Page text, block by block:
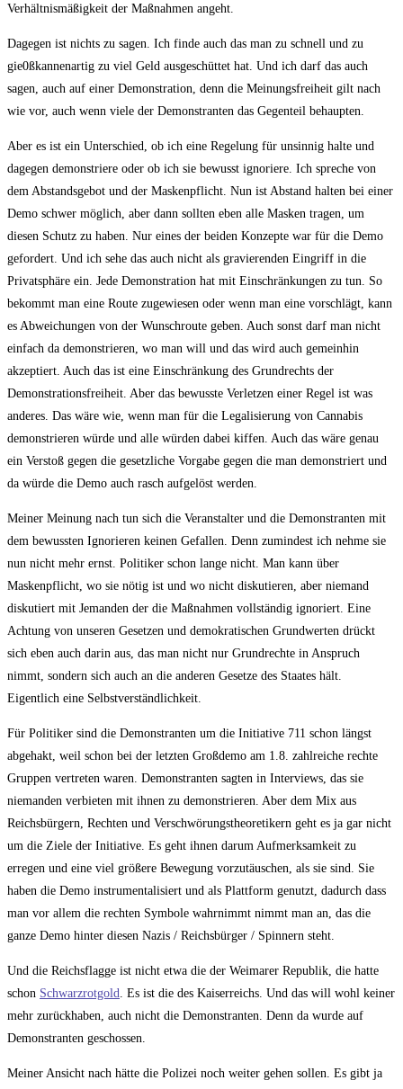
Verhältnismäßigkeit der Maßnahmen angeht.
Dagegen ist nichts zu sagen. Ich finde auch das man zu schnell und zu
gie0ßkannenartig zu viel Geld ausgeschüttet hat. Und ich darf das auch
sagen, auch auf einer Demonstration, denn die Meinungsfreiheit gilt nach
wie vor, auch wenn viele der Demonstranten das Gegenteil behaupten.
Aber es ist ein Unterschied, ob ich eine Regelung für unsinnig halte und
dagegen demonstriere oder ob ich sie bewusst ignoriere. Ich spreche von
dem Abstandsgebot und der Maskenpflicht. Nun ist Abstand halten bei einer
Demo schwer möglich, aber dann sollten eben alle Masken tragen, um
diesen Schutz zu haben. Nur eines der beiden Konzepte war für die Demo
gefordert. Und ich sehe das auch nicht als gravierenden Eingriff in die
Privatsphäre ein. Jede Demonstration hat mit Einschränkungen zu tun. So
bekommt man eine Route zugewiesen oder wenn man eine vorschlägt, kann
es Abweichungen von der Wunschroute geben. Auch sonst darf man nicht
einfach da demonstrieren, wo man will und das wird auch gemeinhin
akzeptiert. Auch das ist eine Einschränkung des Grundrechts der
Demonstrationsfreiheit. Aber das bewusste Verletzen einer Regel ist was
anderes. Das wäre wie, wenn man für die Legalisierung von Cannabis
demonstrieren würde und alle würden dabei kiffen. Auch das wäre genau
ein Verstoß gegen die gesetzliche Vorgabe gegen die man demonstriert und
da würde die Demo auch rasch aufgelöst werden.
Meiner Meinung nach tun sich die Veranstalter und die Demonstranten mit
dem bewussten Ignorieren keinen Gefallen. Denn zumindest ich nehme sie
nun nicht mehr ernst. Politiker schon lange nicht. Man kann über
Maskenpflicht, wo sie nötig ist und wo nicht diskutieren, aber niemand
diskutiert mit Jemanden der die Maßnahmen vollständig ignoriert. Eine
Achtung von unseren Gesetzen und demokratischen Grundwerten drückt
sich eben auch darin aus, das man nicht nur Grundrechte in Anspruch
nimmt, sondern sich auch an die anderen Gesetze des Staates hält.
Eigentlich eine Selbstverständlichkeit.
Für Politiker sind die Demonstranten um die Initiative 711 schon längst
abgehakt, weil schon bei der letzten Großdemo am 1.8. zahlreiche rechte
Gruppen vertreten waren. Demonstranten sagten in Interviews, das sie
niemanden verbieten mit ihnen zu demonstrieren. Aber dem Mix aus
Reichsbürgern, Rechten und Verschwörungstheoretikern geht es ja gar nicht
um die Ziele der Initiative. Es geht ihnen darum Aufmerksamkeit zu
erregen und eine viel größere Bewegung vorzutäuschen, als sie sind. Sie
haben die Demo instrumentalisiert und als Plattform genutzt, dadurch dass
man vor allem die rechten Symbole wahrnimmt nimmt man an, das die
ganze Demo hinter diesen Nazis / Reichsbürger / Spinnern steht.
Und die Reichsflagge ist nicht etwa die der Weimarer Republik, die hatte
schon Schwarzrotgold
. Es ist die des Kaiserreichs. Und das will wohl keiner
mehr zurückhaben, auch nicht die Demonstranten. Denn da wurde auf
Demonstranten geschossen.
Meiner Ansicht nach hätte die Polizei noch weiter gehen sollen. Es gibt ja